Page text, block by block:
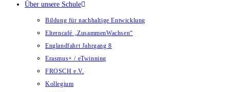
Über unsere Schule
Bildung für nachhaltige Entwicklung
Elterncafé „ZusammenWachsen“
Englandfahrt Jahrgang 8
Erasmus+ / eTwinning
FROSCH e.V.
Kollegium